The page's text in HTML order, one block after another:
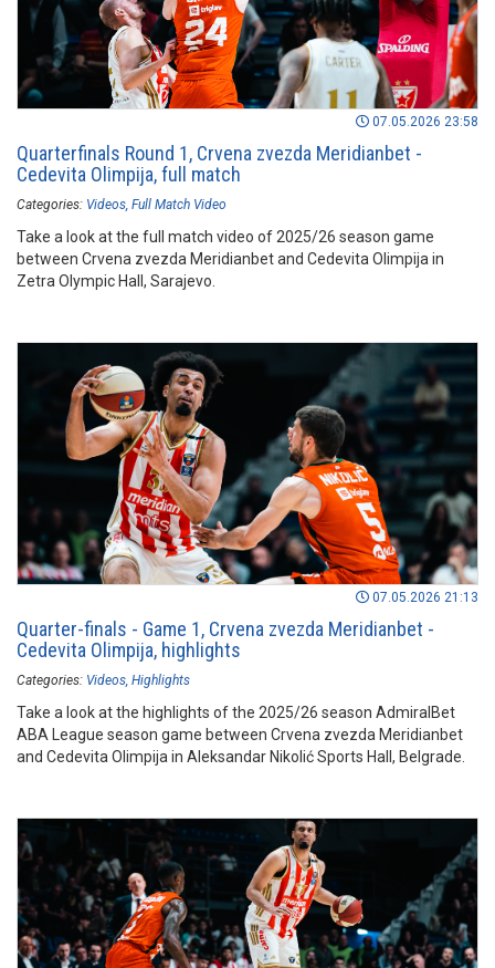
07.05.2026 23:58
Quarterfinals Round 1, Crvena zvezda Meridianbet -
Cedevita Olimpija, full match
Categories: Videos Full Match Video
Take a look at the full match video of 2025/26 season game
between Crvena zvezda Meridianbet and Cedevita Olimpija in
Zetra Olympic Hall, Sarajevo.
07.05.2026 21:13
Quarter-finals - Game 1, Crvena zvezda Meridianbet -
Cedevita Olimpija, highlights
Categories: Videos Highlights
Take a look at the highlights of the 2025/26 season AdmiralBet
ABA League season game between Crvena zvezda Meridianbet
and Cedevita Olimpija in Aleksandar Nikolić Sports Hall, Belgrade.